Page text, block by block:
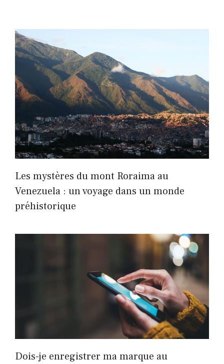
Les mystères du mont Roraima au
Venezuela : un voyage dans un monde
préhistorique
Dois-je enregistrer ma marque au